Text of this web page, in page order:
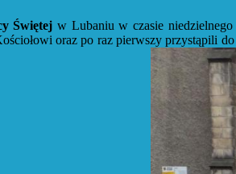
Świętej w Lubaniu w czasie niedzielnego
oraz po raz pierwszy przystąpili